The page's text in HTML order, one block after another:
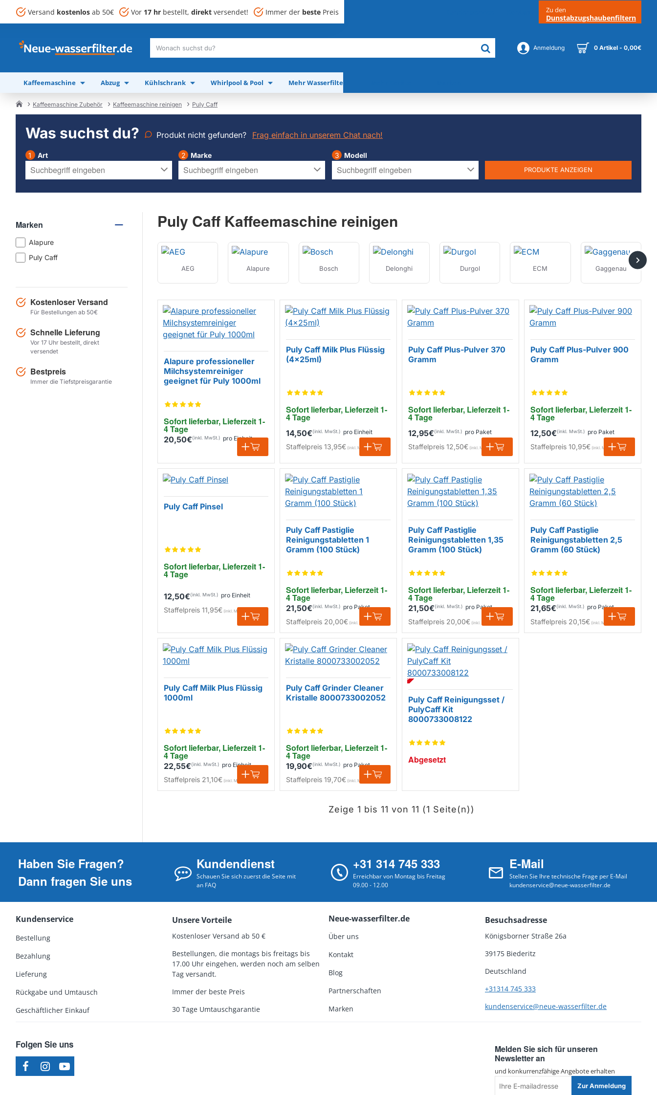
Versand kostenlos ab 50€ Vor 17 hr bestellt, direkt versendet! Immer der beste Preis Zu den
Dunstabzugshaubenfiltern
Wonach
du?
Anmeldung 0 Artikel - 0,00€
Kaffeemaschine Abzug Kühlschrank Whirlpool & Pool Mehr Wasserfilter
Kaffeemaschine Zubehör Kaffeemaschine reinigen Puly Caff
Was suchst du? Produkt nicht gefunden? Frag einfach in unserem Chat nach!
Art Marke Modell
PRODUKTE ANZEIGEN
Marken
Alapure
Puly Caff
Kostenloser Versand
Für Bestellungen ab 50€
Schnelle Lieferung
Vor 17 Uhr bestellt, direkt
versendet
Bestpreis
Immer die Tiefstpreisgarantie
Puly Caff Kaffeemaschine reinigen
AEG Alapure Bosch Delonghi Durgol ECM Gaggenau
EIGENMARKE
Sofort lieferbar, Lieferzeit 1-
4 Tage
Alapure professioneller
Milchsystemreiniger
geeignet für Puly 1000ml
20,50€ pro Einheit
Sofort lieferbar, Lieferzeit 1-
4 Tage
Puly Caff Milk Plus Flüssig
(4x25ml)
14,50€ pro Einheit
Staffelpreis13,95€
Sofort lieferbar, Lieferzeit 1-
4 Tage
Puly Caff Plus-Pulver 370
Gramm
12,95€ pro Paket
Staffelpreis12,50€
Sofort lieferbar, Lieferzeit 1-
4 Tage
Puly Caff Plus-Pulver 900
Gramm
12,50€ pro Paket
Staffelpreis10,95€
Sofort lieferbar, Lieferzeit 1-
4 Tage
Puly Caff Pinsel
12,50€ pro Einheit
Staffelpreis 11,95€
Sofort lieferbar, Lieferzeit 1-
4 Tage
Puly Caff Pastiglie
Reinigungstabletten 1
Gramm (100 Stück)
21,50€ pro Paket
Staffelpreis20,00€
Sofort lieferbar, Lieferzeit 1-
4 Tage
Puly Caff Pastiglie
Reinigungstabletten 1,35
Gramm (100 Stück)
21,50€ pro Paket
Staffelpreis20,00€
Sofort lieferbar, Lieferzeit 1-
4 Tage
Puly Caff Pastiglie
Reinigungstabletten 2,5
Gramm (60 Stück)
21,65€ pro Paket
Staffelpreis20,15€
Sofort lieferbar, Lieferzeit 1-
4 Tage
Puly Caff Milk Plus Flüssig
1000ml
22,55€ pro Einheit
Staffelpreis 21,10€
Sofort lieferbar, Lieferzeit 1-
4 Tage
Puly Caff Grinder Cleaner
Kristalle 8000733002052
19,90€ pro Paket
Staffelpreis19,70€
ABGESETZT
Abgesetzt
Puly Caff Reinigungsset /
PulyCaff Kit
8000733008122
Zeige 1 bis 11 von 11 (1 Seite(n))
Haben Sie Fragen?
Dann fragen Sie uns
Kundendienst
Schauen Sie sich zuerst die Seite mit
an FAQ
+31 314 745 333
Erreichbar von Montag bis Freitag
09.00 - 12.00
E-Mail
Stellen Sie Ihre technische Frage per E-Mail
kundenservice@neue-wasserfilter.de
Kundenservice
Bestellung
Bezahlung
Lieferung
Rückgabe und Umtausch
Geschäftlicher Einkauf
Unsere Vorteile
Kostenloser Versand ab 50 €
Bestellungen, die montags bis freitags bis
17.00 Uhr eingehen, werden noch am selben
Tag versandt.
Immer der beste Preis
30 Tage Umtauschgarantie
Neue-wasserfilter.de
Über uns
Kontakt
Blog
Partnerschaften
Marken
Besuchsadresse
Königsborner Straße 26a
39175 Biederitz
Deutschland
+31314 745 333
kundenservice@neue-wasserfilter.de
Folgen Sie uns
Melden Sie sich für unseren
Newsletter an
und konkurrenzfähige Angebote erhalten
E-
Zur Anmeldung